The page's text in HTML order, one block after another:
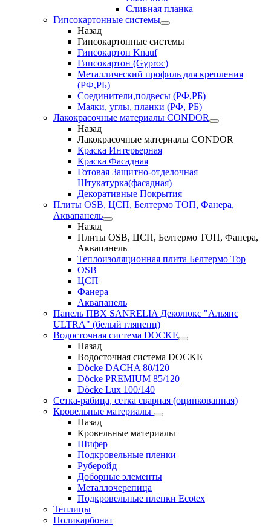
Сливная планка
Гипсокартонные системы
Назад
Гипсокартонные системы
Гипсокартон Knauf
Гипсокартон (Gyproc)
Металлический профиль для крепления
(РФ,РБ)
Соединители,подвесы (РФ,РБ)
Маяки, углы, планки (РФ, РБ)
Лакокрасочные материалы CONDOR
Назад
Лакокрасочные материалы CONDOR
Краска Интерьерная
Краска Фасадная
Готовая Защитно-отделочная
Штукатурка(фасадная)
Декоративные Покрытия
Плиты OSB, ЦСП, Белтермо ТОП, Фанера,
Аквапанель
Назад
Плиты OSB, ЦСП, Белтермо ТОП, Фанера,
Аквапанель
Теплоизоляционная плита Белтермо Top
OSB
ЦСП
Фанера
Аквапанель
Панель ПВХ SANRELIA Деколюкс "Альянс
ULTRA" (белый гляненц)
Водосточная система DOCKE
Назад
Водосточная система DOCKE
Döсkе DACHA 80/120
Döcke PREMIUM 85/120
Döсkе Luх 100/140
Сетка-рабица, сетка сварная (оцинкованная)
Кровельные материалы
Назад
Кровельные материалы
Шифер
Подкровельные пленки
Руберойд
Доборные элементы
Металлочерепица
Подкровельные пленки Ecotex
Теплицы
Поликарбонат